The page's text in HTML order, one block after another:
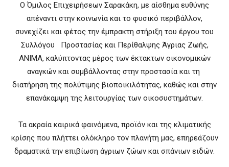
Ο Όμιλος Επιχειρήσεων Σαρακάκη, με αίσθημα ευθύνης
απέναντι στην κοινωνία και το φυσικό περιβάλλον,
συνεχίζει και φέτος την έμπρακτη στήριξη του έργου του
Συλλόγου Προστασίας και Περίθαλψης Άγριας Ζωής,
ΑΝΙΜΑ, καλύπτοντας μέρος των έκτακτων οικονομικών
αναγκών και συμβάλλοντας στην προστασία και τη
διατήρηση της πολύτιμης βιοποικιλότητας, καθώς και στην
επανάκαμψη της λειτουργίας των οικοσυστημάτων.
Τα ακραία καιρικά φαινόμενα, προϊόν και της κλιματικής
κρίσης που πλήττει ολόκληρο τον πλανήτη μας, επηρεάζουν
δραματικά την επιβίωση άγριων ζώων και σπάνιων ειδών.